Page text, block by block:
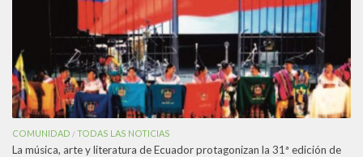
COMUNIDAD /TODAS LAS NOTICIAS
La música, arte y literatura de Ecuador protagonizan la 31ª edición de